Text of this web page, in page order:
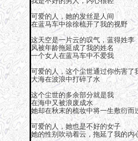
可爱的人，她的发丝是人间
在蓝马车中徐徐梳开了我的视野
这天空是一片云的叹气，蓝得姓李
风被年龄拖延成了我的姓名
一个女人在蓝马车中不爱我
可爱的人，这个尘世通过你伤害了
大海在波浪中打碎了水
这个尘世的多余部分就是我
在海中又被浪废成水
她却在秋末的梳妆中将一生敷衍而
可爱的人，她也是不好的女子
她的性别吹动着云，拖延了我的内